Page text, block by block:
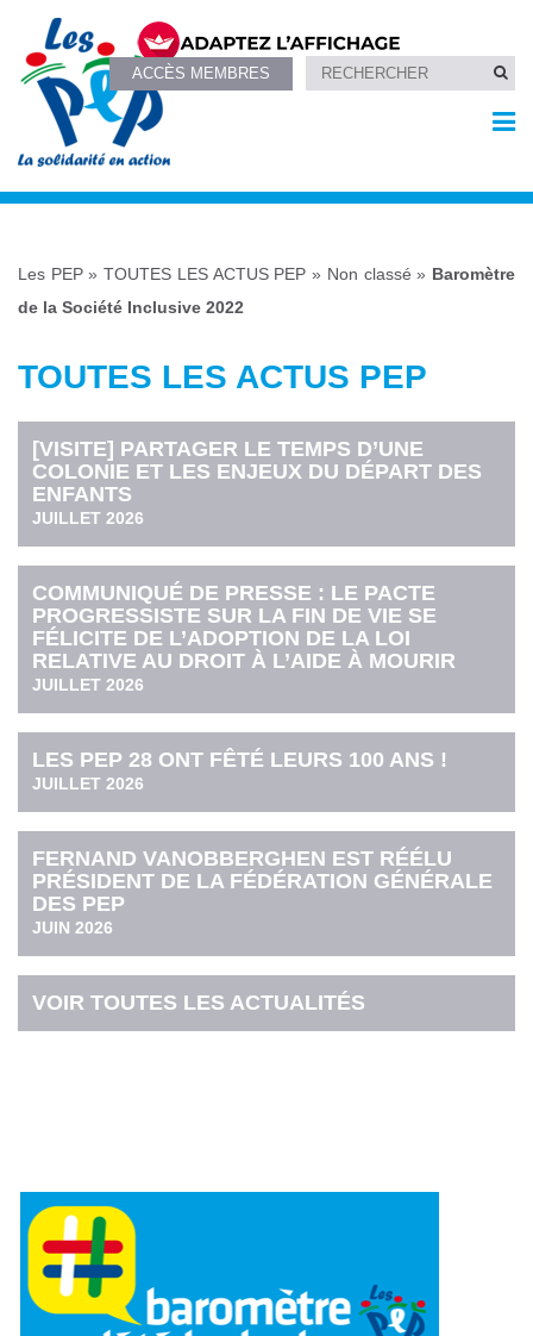
ACCÈS MEMBRES
Les PEP»TOUTES LES ACTUS PEP » Non classé » Baromètre
de la Société Inclusive 2022
TOUTES LES ACTUS PEP
[VISITE] PARTAGER LE TEMPS D’UNE
COLONIE ET LES ENJEUX DU DÉPART DES
ENFANTS
JUILLET 2026
COMMUNIQUÉ DE PRESSE : LE PACTE
PROGRESSISTE SUR LA FIN DE VIE SE
FÉLICITE DE L’ADOPTION DE LA LOI
RELATIVE AU DROIT À L’AIDE À MOURIR
JUILLET 2026
LES PEP 28 ONT FÊTÉ LEURS 100 ANS !
JUILLET 2026
FERNAND VANOBBERGHEN EST RÉÉLU
PRÉSIDENT DE LA FÉDÉRATION GÉNÉRALE
DES PEP
JUIN 2026
VOIR TOUTES LES ACTUALITÉS